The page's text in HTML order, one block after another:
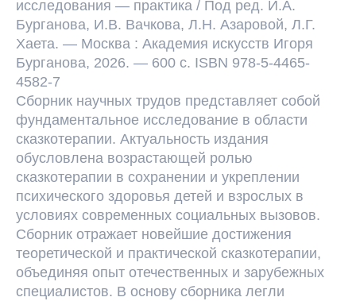
исследования — практика / Под ред. И.А.
Бурганова, И.В. Вачкова, Л.Н. Азаровой, Л.Г.
Хаета. — Москва : Академия искусств Игоря
Бурганова, 2026. — 600 с. ISBN 978-5-4465-
4582-7
Сборник научных трудов представляет собой
фундаментальное исследование в области
сказкотерапии. Актуальность издания
обусловлена возрастающей ролью
сказкотерапии в сохранении и укреплении
психического здоровья детей и взрослых в
условиях современных социальных вызовов.
Сборник отражает новейшие достижения
теоретической и практической сказкотерапии,
объединяя опыт отечественных и зарубежных
специалистов. В основу сборника легли